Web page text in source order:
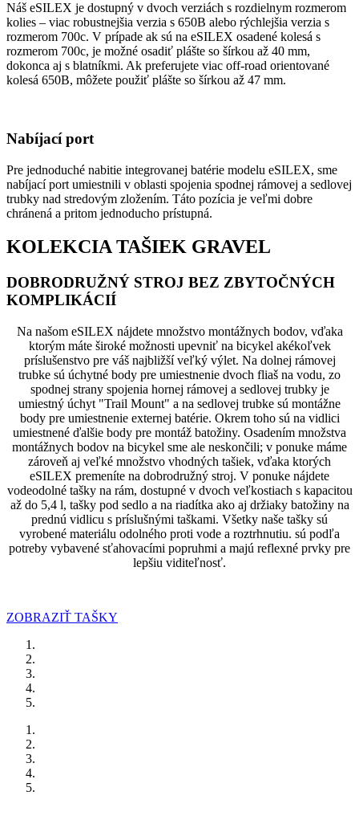
Náš eSILEX je dostupný v dvoch verziách s rozdielnym rozmerom
kolies – viac robustnejšia verzia s 650B alebo rýchlejšia verzia s
rozmerom 700c. V prípade ak sú na eSILEX osadené kolesá s
rozmerom 700c, je možné osadiť plášte so šírkou až 40 mm,
dokonca aj s blatníkmi. Ak preferujete viac off-road orientované
kolesá 650B, môžete použiť plášte so šírkou až 47 mm.
Nabíjací port
Pre jednoduché nabitie integrovanej batérie modelu eSILEX, sme
nabíjací port umiestnili v oblasti spojenia spodnej rámovej a sedlovej
trubky nad stredovým zložením. Táto pozícia je veľmi dobre
chránená a pritom jednoducho prístupná.
KOLEKCIA TAŠIEK GRAVEL
DOBRODRUŽNÝ STROJ BEZ ZBYTOČNÝCH
KOMPLIKÁCIÍ
Na našom eSILEX nájdete množstvo montážnych bodov, vďaka
ktorým máte široké možnosti upevniť na bicykel akékoľvek
príslušenstvo pre váš najbližší veľký výlet. Na dolnej rámovej
trubke sú úchytné body pre umiestnenie dvoch fliaš na vodu, zo
spodnej strany spojenia hornej rámovej a sedlovej trubky je
umiestný úchyt "Trail Mount" a na sedlovej trubke sú montážne
body pre umiestnenie externej batérie. Okrem toho sú na vidlici
umiestnené ďalšie body pre montáž batožiny. Osadením množstva
montážnych bodov na bicykel sme ale neskončili; v ponuke máme
zároveň aj veľké množstvo vhodných tašiek, vďaka ktorých
eSILEX premeníte na dobrodružný stroj. V ponuke nájdete
vodeodolné tašky na rám, dostupné v dvoch veľkostiach s kapacitou
až do 5,4 l, tašky pod sedlo a na riadítka ako aj držiaky batožiny na
prednú vidlicu s príslušnými taškami. Všetky naše tašky sú
vyrobené materiálu odolného proti vode a roztrhnutiu. sú podľa
potreby vybavené sťahovacími popruhmi a majú reflexné prvky pre
lepšiu viditeľnosť.
ZOBRAZIŤ TAŠKY